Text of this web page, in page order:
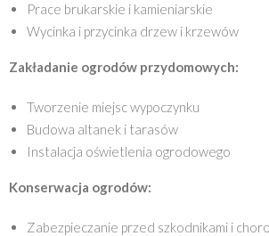
Prace brukarskie i kamieniarskie
Wycinka i przycinka drzew i krzewów
Zakładanie ogrodów przydomowych:
Tworzenie miejsc wypoczynku
Budowa altanek i tarasów
Instalacja oświetlenia ogrodowego
Konserwacja ogrodów:
Zabezpieczanie przed szkodnikami i